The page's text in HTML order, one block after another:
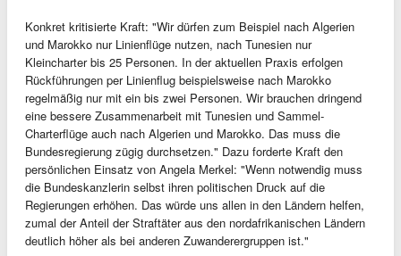
Konkret kritisierte Kraft: "Wir dürfen zum Beispiel nach Algerien
und Marokko nur Linienflüge nutzen, nach Tunesien nur
Kleincharter bis 25 Personen. In der aktuellen Praxis erfolgen
Rückführungen per Linienflug beispielsweise nach Marokko
regelmäßig nur mit ein bis zwei Personen. Wir brauchen dringend
eine bessere Zusammenarbeit mit Tunesien und Sammel-
Charterflüge auch nach Algerien und Marokko. Das muss die
Bundesregierung zügig durchsetzen." Dazu forderte Kraft den
persönlichen Einsatz von Angela Merkel: "Wenn notwendig muss
die Bundeskanzlerin selbst ihren politischen Druck auf die
Regierungen erhöhen. Das würde uns allen in den Ländern helfen,
zumal der Anteil der Straftäter aus den nordafrikanischen Ländern
deutlich höher als bei anderen Zuwanderergruppen ist."